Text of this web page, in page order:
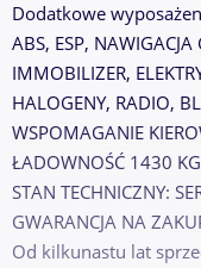
Dodatkowe
ABS, ESP,
IMMOBILIZER,
HALOGENY, RADIO,
WSPOMAGANIE
ŁADOWNOŚĆ 1430
STAN TECHNICZNY:
GWARANCJA NA
Od kilkunastu lat